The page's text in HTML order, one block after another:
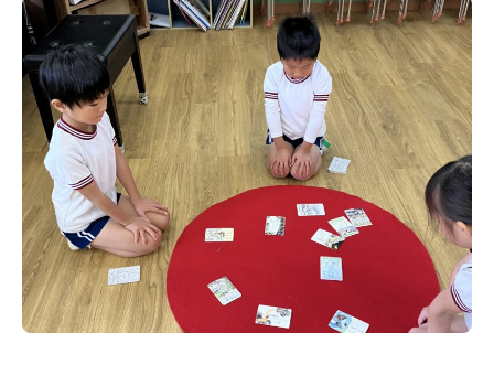
トップ
教育と特色
幼稚園について
お知らせ
トピックス
よくある質問
園児募集
採用情報